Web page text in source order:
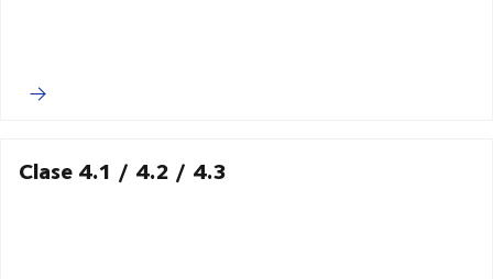
Clase 4.1 / 4.2 / 4.3